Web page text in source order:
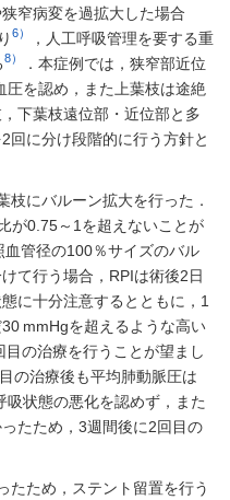
窄病変を過拡大した場合
6）
，人工呼吸管理を要する重
8）
．本症例では，狭窄部近位
を認め，また上葉枝は途絶
下葉枝遠位部・近位部と多
回に分け段階的に行う方針と
枝にバルーン拡大を行った．
が0.75～1を超えないことが
血管径の100％サイズのバル
て行う場合，RPIは術後2日
に十分注意するとともに，1
mmHgを超えるような高い
の治療を行うことが望まし
の治療後も平均肺動脈圧は
状態の悪化を認めず，また
たため，3週間後に2回目の
たため，ステント留置を行う